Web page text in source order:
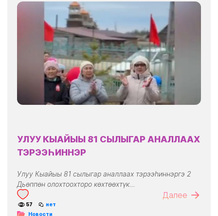
УЛУУ КЫАЙЫЫ 81 СЫЛЫГАР АНАЛЛААХ
ТЭРЭЭҺИННЭР
Улуу Кыайыы 81 сылыгар аналлаах тэрээһиннэргэ 2
Дьөппөн олохтоохторо көхтөөхтүк…
Далее
57
нет
Новости